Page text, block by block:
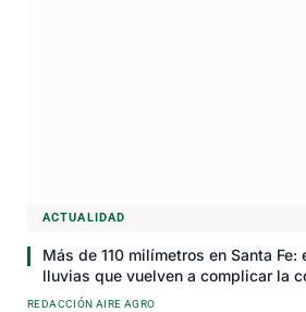
ACTUALIDAD
Más de 110 milímetros en Santa
lluvias que vuelven a complicar la
REDACCIÓN AIRE AGRO